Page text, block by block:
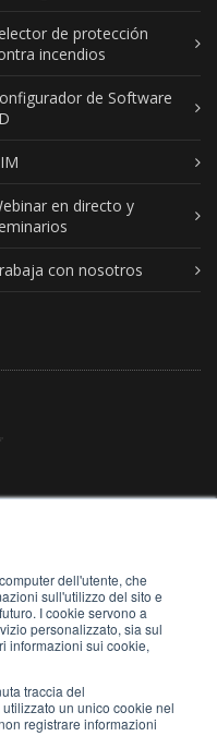
dell'utente, che
sull'utilizzo del sito e
I cookie servono a
personalizzato, sia sul
informazioni sui cookie,
traccia del
un unico cookie nel
registrare informazioni
de protección
incendios
de Software
en directo y
con nosotros